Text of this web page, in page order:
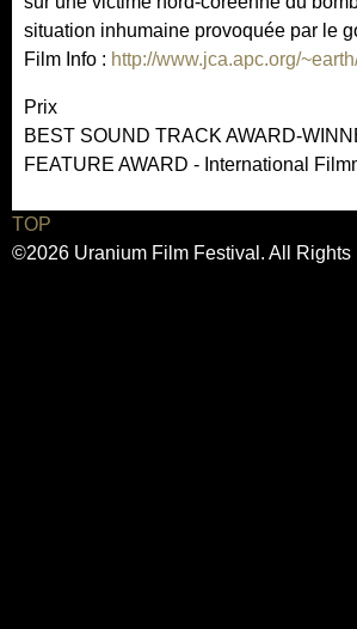
situation inhumaine provoquée par le
Film Info : http://www.jca.apc.org/
Prix
BEST SOUND TRACK AWARD-
FEATURE AWARD - International
TOP
©2026 Uranium Film Festival. All Rights